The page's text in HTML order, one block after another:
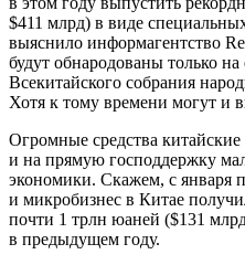
$411 млрд) в виде
выяснило информагентство
будут обнародованы только
Всекитайского собрания
Хотя к тому времени могут и
Огромные средства
и на прямую господдержку
экономики. Скажем, с января
и микробизнес в Китае
почти 1 трлн юаней ($131
в предыдущем году.